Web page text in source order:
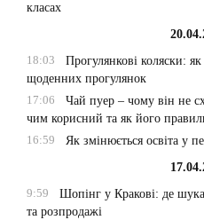
класах
18:03
Прогулянкові коляски:
щоденних прогулянок
17:06
Чай пуер – чому він не
чим корисний та як його
16:59
Як змінюється освіта у
9:59
Шопінг у Кракові: де
та розпродажі